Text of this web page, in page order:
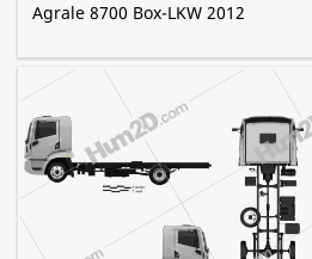
Agrale 8700 Box-LKW 2012